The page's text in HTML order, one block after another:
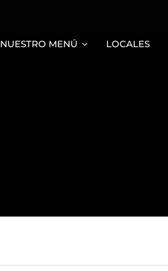
NUESTRO MENÚ LOCALES